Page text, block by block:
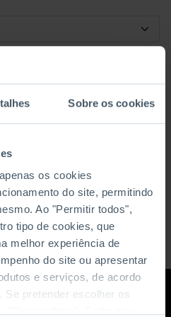
Sobre os cookies
os cookies
do site, permitindo
Ao "Permitir todos",
tipo de cookies, que
melhor experiência de
do site ou apresentar
e serviços, de acordo
pretender escolher os